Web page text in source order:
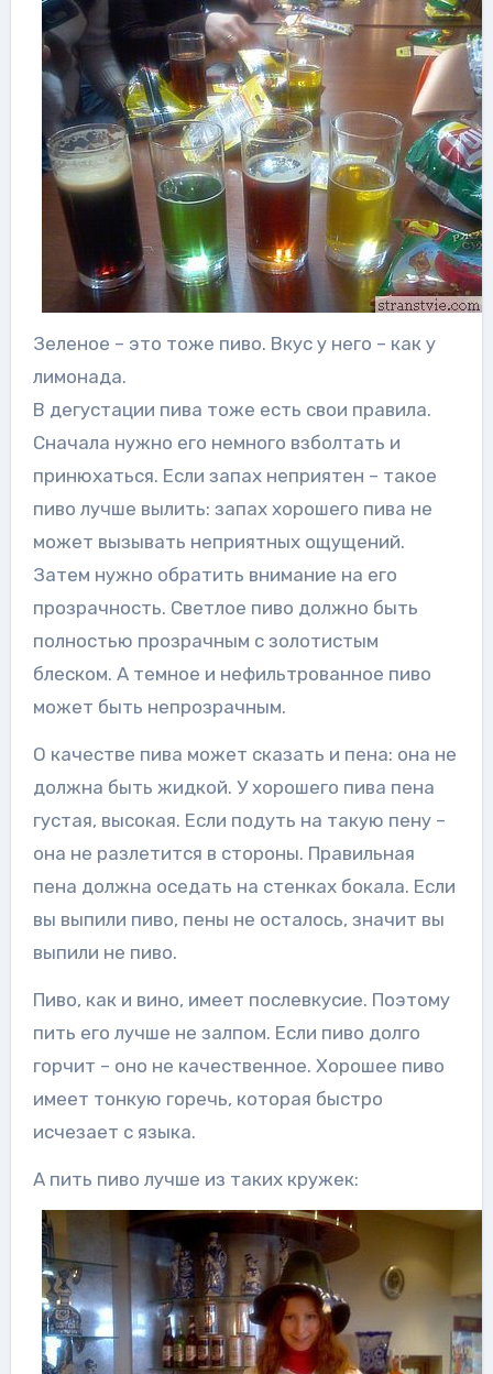
Зеленое – это тоже пиво. Вкус у него – как у
лимонада.
В дегустации пива тоже есть свои правила.
Сначала нужно его немного взболтать и
принюхаться. Если запах неприятен – такое
пиво лучше вылить: запах хорошего пива не
может вызывать неприятных ощущений.
Затем нужно обратить внимание на его
прозрачность. Светлое пиво должно быть
полностью прозрачным с золотистым
блеском. А темное и нефильтрованное пиво
может быть непрозрачным.
О качестве пива может сказать и пена: она не
должна быть жидкой. У хорошего пива пена
густая, высокая. Если подуть на такую пену –
она не разлетится в стороны. Правильная
пена должна оседать на стенках бокала. Если
вы выпили пиво, пены не осталось, значит вы
выпили не пиво.
Пиво, как и вино, имеет послевкусие. Поэтому
пить его лучше не залпом. Если пиво долго
горчит – оно не качественное. Хорошее пиво
имеет тонкую горечь, которая быстро
исчезает с языка.
А пить пиво лучше из таких кружек: